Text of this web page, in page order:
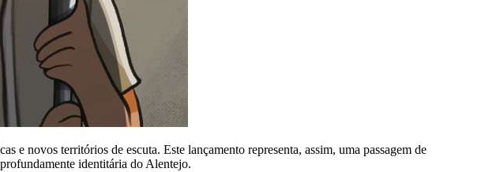
e novos territórios de escuta. Este lançamento representa, assim, uma passagem de
identitária do Alentejo.